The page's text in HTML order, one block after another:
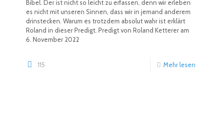
Bibel. Der ist nicht so leicht zu erfassen, denn wir erleben
es nicht mit unseren Sinnen, dass wir in jemand anderem
drinstecken. Warum es trotzdem absolut wahr ist erklärt
Roland in dieser Predigt. Predigt von Roland Ketterer am
6. November 2022
115 Mehr lesen